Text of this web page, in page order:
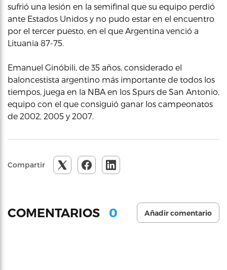
sufrió una lesión en la semifinal que su equipo perdió
ante Estados Unidos y no pudo estar en el encuentro
por el tercer puesto, en el que Argentina venció a
Lituania 87-75.
Emanuel Ginóbili, de 35 años, considerado el
baloncestista argentino más importante de todos los
tiempos, juega en la NBA en los Spurs de San Antonio,
equipo con el que consiguió ganar los campeonatos
de 2002, 2005 y 2007.
Compartir
COMENTARIOS 0 Añadir comentario